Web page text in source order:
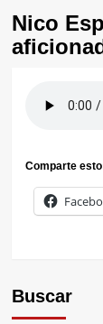
Nico
Comparte
Buscar